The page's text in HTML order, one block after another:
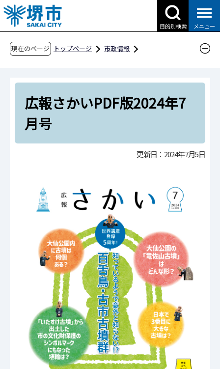
こ
の
ペ
目的別検索 メニュー
現在のページ トップページ
市政情報
広報さかい
広報さかい PDF版
広報さかい PDF版 2024年
広報さかいPDF版2024年7
月号
更新日：2024年7月5日